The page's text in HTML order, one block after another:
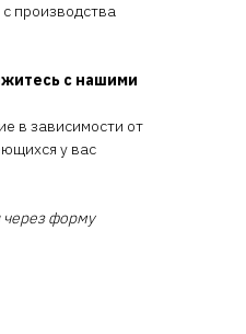
производства
с нашими
в зависимости от
у вас
форму